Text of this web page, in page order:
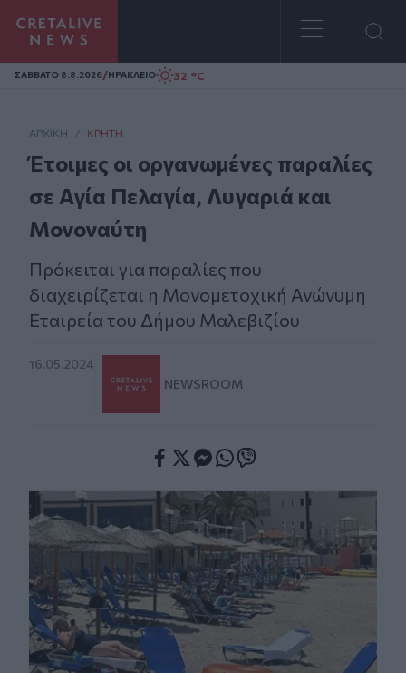
Homepage
ΣAΒΒΑΤΟ 8.8.2026/ΗΡΑΚΛΕΙΟ 32 °C
ΑΡΧΙΚΗ / ΚΡΉΤΗ
Έτοιμες οι οργανωμένες παραλίες
σε Αγία Πελαγία, Λυγαριά και
Μονοναύτη
Πρόκειται για παραλίες που
διαχειρίζεται η Μονομετοχική Ανώνυμη
Εταιρεία του Δήμου Μαλεβιζίου
16.05.2024
NEWSROOM